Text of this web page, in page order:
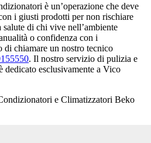
è un’operazione che deve
i giusti prodotti per non rischiare
di chi vive nell’ambiente
o confidenza con i
chiamare un nostro tecnico
. Il nostro servizio di pulizia e
dedicato esclusivamente a Vico
e Climatizzatori Beko